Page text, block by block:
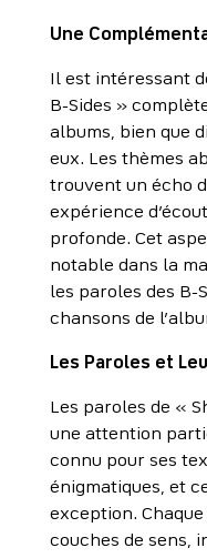
Une
Il est intéressant
B-Sides »
albums, bien que
eux. Les thèmes
trouvent un écho
expérience
profonde. Cet
notable dans la
les paroles des B-
chansons de
Les Paroles et
Les paroles de «
une attention
connu pour ses
énigmatiques, et
exception.
couches de sens,